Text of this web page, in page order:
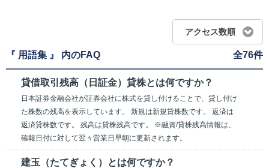
アクセス数順
『 用語集 』 内のFAQ 全76件
貸借取引残高（日証金）貸株とは何ですか？
日本証券金融会社が証券会社に株式を貸し付けることで、貸し付け
た株数の残高を表示しています。 新規は新規貸株数です。 返済は
返済貸株数です。 残高は貸株残高です。 ※融資/貸株残高情報は、
確報日付に対して翌々営業日早朝に更新されます。
建玉（たてぎょく）とは何ですか？